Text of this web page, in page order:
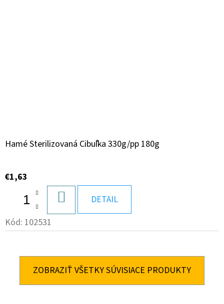
Hamé Sterilizovaná Cibuľka 330g/pp 180g
€1,63
KOŠÍKA
DETAIL
Kód: 102531
ZOBRAZIŤ VŠETKY SÚVISIACE PRODUKTY